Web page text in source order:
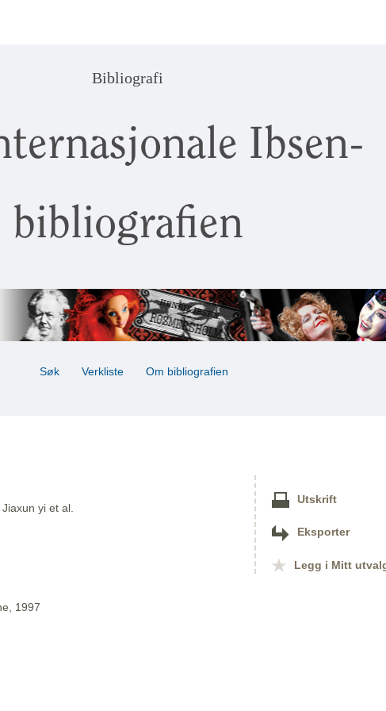
Bibliografi
Ibsen-
bibliografien
Søk Verkliste Om bibliografien
yi et al.
1997
Utskrift
Eksporter
Legg i Mitt